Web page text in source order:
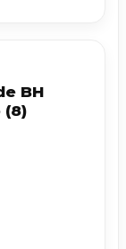
BH
(8)